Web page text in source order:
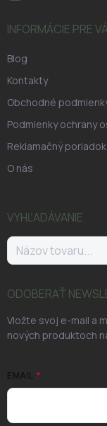
INFORMÁCIE PRE
Blog
Kontakty
Obchodné
Podmienky ochrany
Reklamačný poriadok
O nás
VYHĽADÁVANIE
ODOBERAŤ
Vložte svoj e-mail a
nových produktoch
EMAIL